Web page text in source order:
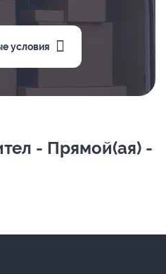
условия
- Прямой(ая) -